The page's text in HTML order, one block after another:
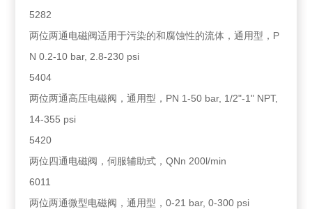
5282
两位两通电磁阀适用于污染的和腐蚀性的流体，通用型，P
N 0.2-10 bar, 2.8-230 psi
5404
两位两通高压电磁阀，通用型，PN 1-50 bar, 1/2"-1" NPT,
14-355 psi
5420
两位四通电磁阀，伺服辅助式，QNn 200l/min
6011
两位两通微型电磁阀，通用型，0-21 bar, 0-300 psi